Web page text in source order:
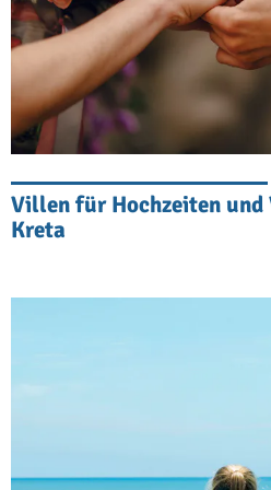
eingebettet oder
das Meer und
Außenbereich, den
genießen können.
Bergpfaden, die
sind.
Unsere Auswahl an
bieten viel Platz für alle,
Villen für Hochzeiten
Kreta